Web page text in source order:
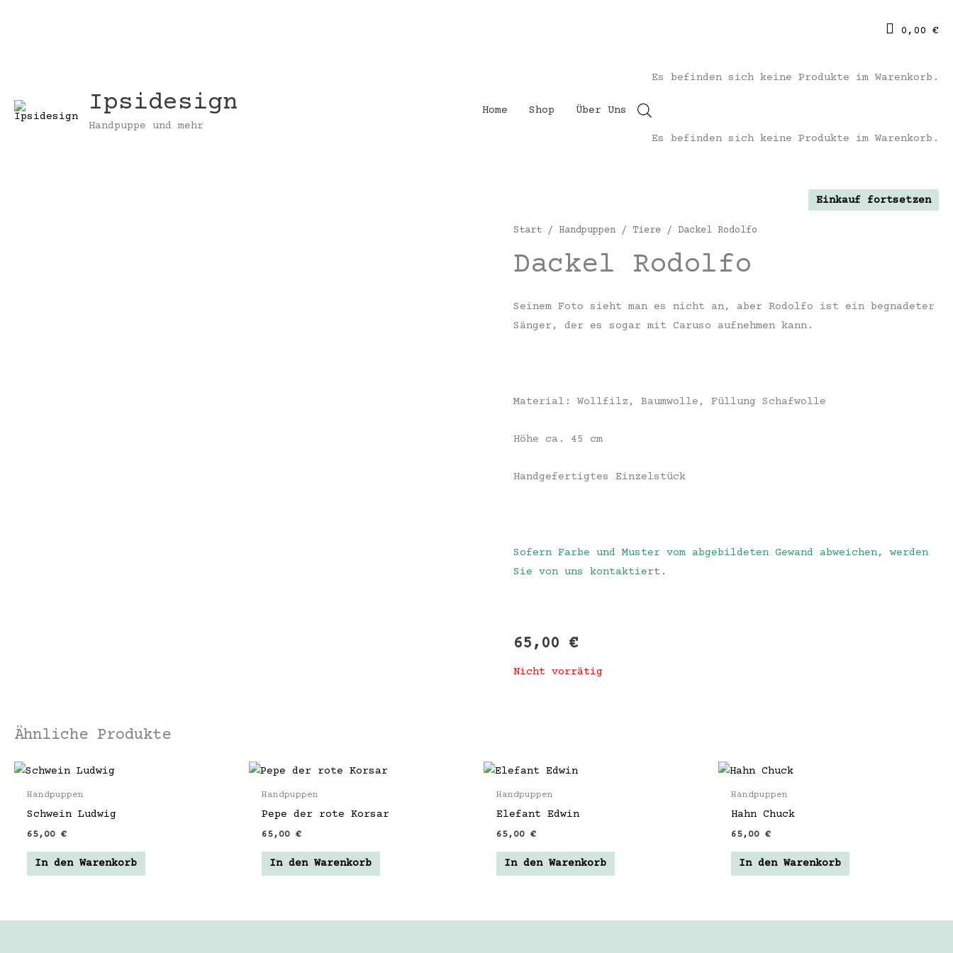
Ipsidesign
Handpuppe und mehr
Home Shop Über Uns
0,00 €
Es befinden sich keine Produkte im Warenkorb.
Es befinden sich keine Produkte im Warenkorb.
Einkauf fortsetzen
Start / Handpuppen / Tiere / Dackel Rodolfo
Dackel Rodolfo
Seinem Foto sieht man es nicht an, aber Rodolfo ist ein begnadeter
Sänger, der es sogar mit Caruso aufnehmen kann.
Material: Wollfilz, Baumwolle, Füllung Schafwolle
Höhe ca. 45 cm
Handgefertigtes Einzelstück
Sofern Farbe und Muster vom abgebildeten Gewand abweichen, werden
Sie von uns kontaktiert.
65,00 €
Nicht vorrätig
Ähnliche Produkte
Handpuppen
Schwein Ludwig
65,00 €
In den Warenkorb
Handpuppen
Pepe der rote Korsar
65,00 €
In den Warenkorb
Handpuppen
Elefant Edwin
65,00 €
In den Warenkorb
Handpuppen
Hahn Chuck
65,00 €
In den Warenkorb